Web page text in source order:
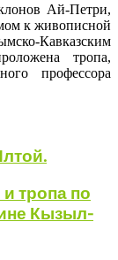
Ай-Петри,
к живописной
Кавказским
тропа,
профессора
тропа по
Кызыл-